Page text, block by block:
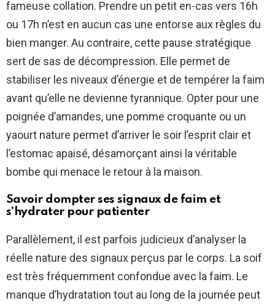
fameuse collation. Prendre un petit en-cas vers 16h
ou 17h n’est en aucun cas une entorse aux règles du
bien manger. Au contraire, cette pause stratégique
sert de sas de décompression. Elle permet de
stabiliser les niveaux d’énergie et de tempérer la faim
avant qu’elle ne devienne tyrannique. Opter pour une
poignée d’amandes, une pomme croquante ou un
yaourt nature permet d’arriver le soir l’esprit clair et
l’estomac apaisé, désamorçant ainsi la véritable
bombe qui menace le retour à la maison.
Savoir dompter ses signaux de faim et
s’hydrater pour patienter
Parallèlement, il est parfois judicieux d’analyser la
réelle nature des signaux perçus par le corps. La soif
est très fréquemment confondue avec la faim. Le
manque d’hydratation tout au long de la journée peut